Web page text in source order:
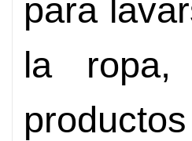
para
la